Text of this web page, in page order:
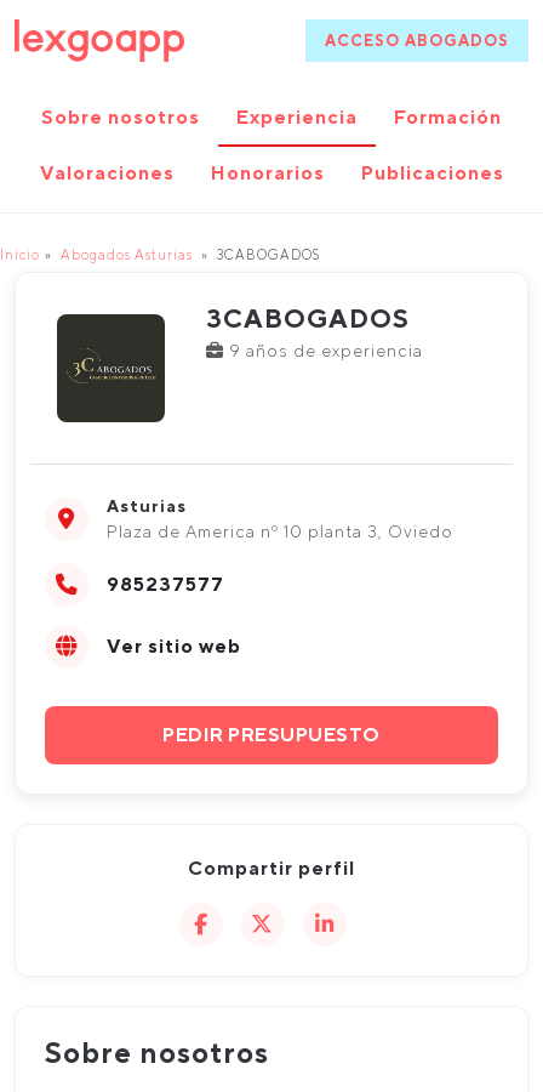
ACCESO ABOGADOS
Sobre nosotros Experiencia Formación
Valoraciones Honorarios Publicaciones
Inicio Abogados Asturias 3CABOGADOS
3CABOGADOS
9 años de experiencia
Asturias
Plaza de America nº 10 planta 3, Oviedo
985237577
Ver sitio web
PEDIR PRESUPUESTO
Compartir perfil
Sobre nosotros